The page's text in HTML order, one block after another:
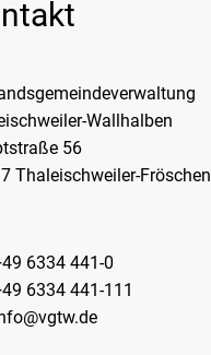
Wallhalben
56
Thaleischweiler-Fröschen
6334 441-0
6334 441-111